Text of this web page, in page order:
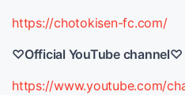
https://chotokisen-fc.com/
♡Official YouTube channel♡
https://www.youtube.com/